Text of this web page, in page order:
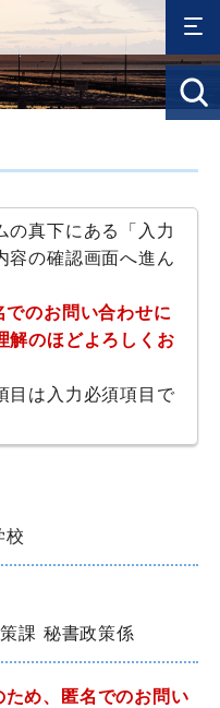
の真下にある「入力
容の確認画面へ進ん
のお問い合わせに
解のほどよろしくお
目は入力必須項目で
校
課 秘書政策係
ため、匿名でのお問い